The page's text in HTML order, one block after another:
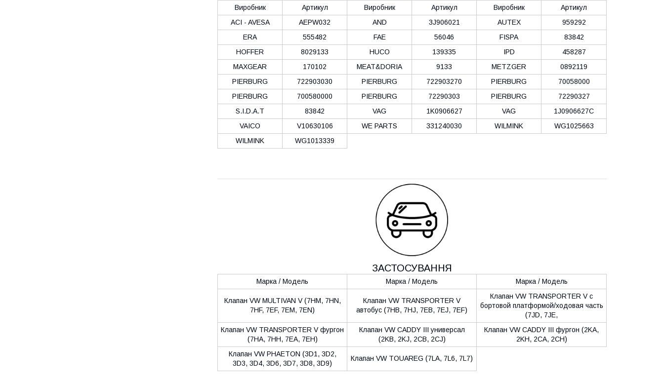
Виробник Артикул Виробник Артикул Виробник
Артикул
ACI - AVESA
AEPW032 AND 3J906021 AUTEX
959292
ERA
555482 FAE 56046 FISPA
83842
HOFFER
8029133 HUCO 139335 IPD
458287
MAXGEAR
170102 MEAT&DORIA 9133 METZGER
0892119
PIERBURG
722903030 PIERBURG 722903270 PIERBURG
70058000
PIERBURG
700580000 PIERBURG 72290303 PIERBURG
72290327
S.I.D.A.T
83842 VAG 1K0906627 VAG
1J0906627C
VAICO
V10630106 WE PARTS 331240030 WILMINK
WG1025663
WILMINK
WG1013339
ЗАСТОСУВАННЯ
Марка / Модель Марка / Модель Марка / Модель
Клапан VW MULTIVAN V (7HM, 7HN,
7HF, 7EF, 7EM, 7EN)
Клапан VW TRANSPORTER V
автобус (7HB, 7HJ, 7EB, 7EJ, 7EF)
Клапан VW TRANSPORTER V c
бортовой платформой/ходовая часть
(7JD, 7JE,
Клапан VW TRANSPORTER V фургон
(7HA, 7HH, 7EA, 7EH)
Клапан VW CADDY III универсал
(2KB, 2KJ, 2CB, 2CJ)
Клапан VW CADDY III фургон (2KA,
2KH, 2CA, 2CH)
Клапан VW PHAETON (3D1, 3D2,
3D3, 3D4, 3D6, 3D7, 3D8, 3D9)
Клапан VW TOUAREG (7LA, 7L6, 7L7)